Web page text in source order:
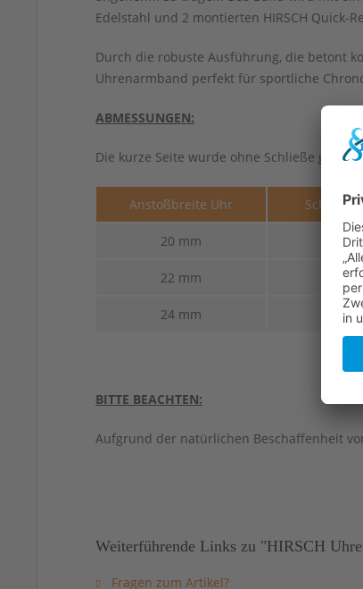
Edelstahl und 2 montierten HIRSCH Quick-
Durch die robuste Ausführung, die betont
Uhrenarmband perfekt für sportliche
ABMESSUNGEN:
Die kurze Seite wurde ohne Schließe
Anstoßbreite Uhr
20 mm 18
22 mm 20
24 mm 22
BITTE BEACHTEN:
Aufgrund der natürlichen Beschaffenheit
Weiterführende Links zu "HIRSCH
Fragen zum Artikel?